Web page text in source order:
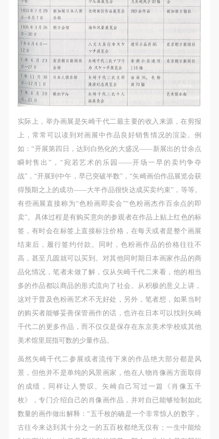
实际上，举办画展是矢崎千代二最主要的收入来源，在剪报
上，常常可以读到对画展中作品良好销售情况的渲染。例
如：“开展第四日，达到白热化的大盛况——新展出的廿余点
瞬时售出”，“宛若艺术的乐园——开场一早的卖约争夺
战”，“开展到中午，早已突破半数”，“矢崎画伯作品展览会获
得预期之上的成功——大半作品很快达成买卖约束”，等等。
有些画展直接称为“色粉画即卖会”“色粉画杰作百余点的即
卖”。具体过程是有购买意向的参观者在作品上贴上红色的标
签，有时会在标签上直接标注价格，在每天或者是整个画展
结束后，履行签约付款。同时，色粉画作品的价格往往不
高，甚至几圆就可以买到。对其他同时期日本画家作品的商
品化情况，笔者未做了解，仅从矢崎千代二来看，他的相当
多的作品都以商品的形式流向了社会。从积极的意义上讲，
这对于普及色粉画艺术不无好处，另外，笔者想，如果当时
的购买者能够妥善保管画作的话，也许在日本可以找到矢崎
千代二的更多作品，而不仅仅是保存在东京美术学校或其他
美术馆里屈指可数的少量作品。
虽然矢崎千代二参展或者流传下来的作品绝大部分都是风
景，但他并不是单纯的风景画家，他在人物肖像画方面取得
的成绩，同样让人赞叹。矢崎自己写过一篇《肖像五千
枚》，专门介绍自己的肖像画作品，并对自已能够绘制如此
数量的画作做出解释：“五千枚的确是一个非常惊人的数字，
古往今来达到其十分之一的五百枚都绝无仅有；一生中能绘
验证码
登录
可使用雅昌艺术网会员账户登录